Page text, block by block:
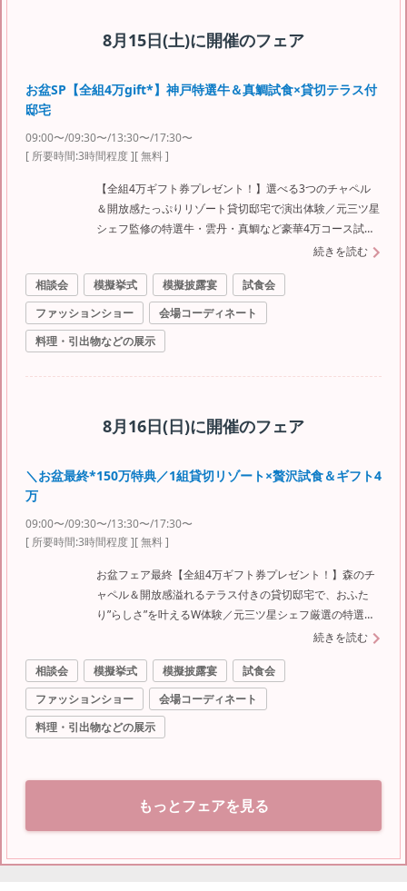
8月15日(土)に開催のフェア
お盆SP【全組4万gift*】神戸特選牛＆真鯛試食×貸切テラス付
邸宅
09:00〜/09:30〜/13:30〜/17:30〜
[ 所要時間:3時間程度][ 無料 ]
【全組4万ギフト券プレゼント！】選べる3つのチャペル
＆開放感たっぷりリゾート貸切邸宅で演出体験／元三ツ星
シェフ監修の特選牛・雲丹・真鯛など豪華4万コース試食
ご堪能♪＜ドレスやお料理など最大150万特典＞ ≪ご来館
フおすすめ豪華4万コース相当試食 ◆今だけ*全組4万円分
のカタログギフト贈呈！ ※ギフト券は新郎新婦参加・3時
間フェア滞在・当グループ初来館が対象 ≪フェア内容≫
◆ガーデンチャペル＆緑感じる森のチャペル体験 ◆白亜
続きを読む
相談会 模擬挙式 模擬披露宴
試食会
ファッションショー
会場コーディネート
料理・引出物などの展示
8月16日(日)に開催のフェア
＼お盆最終*150万特典／1組貸切リゾート×贅沢試食＆ギフト4
万
09:00〜/09:30〜/13:30〜/17:30〜
[ 所要時間:3時間程度][ 無料 ]
お盆フェア最終【全組4万ギフト券プレゼント！】森のチ
ャペル＆開放感溢れるテラス付きの貸切邸宅で、おふた
り”らしさ”を叶えるW体験／元三ツ星シェフ厳選の特選
牛・雲丹・真鯛など贅沢4万試食＜衣裳3着など最大150万
真鯛を使用した豪華4万相当試食 ◆1件目のご見学で挙式
料全額無料 ◆ご来館時タクシーチケット(4,000円分)プレ
ゼント ◆今だけ*全組4万円分のカタログギフト贈呈！ ※
ギフト券は新郎新婦参加・3時間フェア滞在・当グループ
館なら本番直前のコーディネートも見学できる！
続きを読む
相談会 模擬挙式 模擬披露宴
試食会
ファッションショー
会場コーディネート
料理・引出物などの展示
もっとフェアを見る